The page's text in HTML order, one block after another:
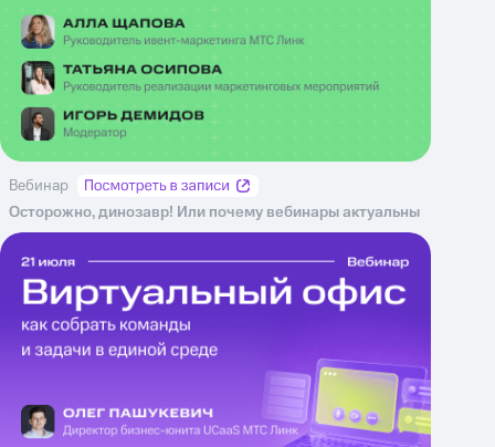
Вебинар
Осторожно, динозавр! Или почему вебинары актуальны